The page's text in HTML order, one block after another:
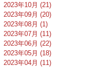
2023年10月 (21)
2023年09月 (20)
2023年08月 (1)
2023年07月 (11)
2023年06月 (22)
2023年05月 (18)
2023年04月 (11)